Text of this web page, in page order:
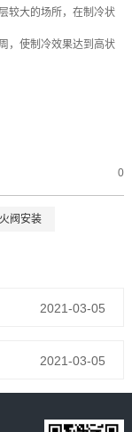
较大的场所，在制冷状
，使制冷效果达到高状
0
阀安装
2021-03-05
2021-03-05